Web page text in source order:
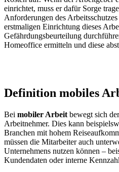
einrichtet, muss er dafür Sorge
Anforderungen des
erstmaligen Einrichtung dieses
Gefährdungsbeurteilung
Homeoffice ermitteln und diese
Definition mobiles
Bei mobiler Arbeit bewegt sich
Arbeitnehmer. Dies kann
Branchen mit hohem
müssen die Mitarbeiter auch
Unternehmens nutzen können –
Kundendaten oder interne